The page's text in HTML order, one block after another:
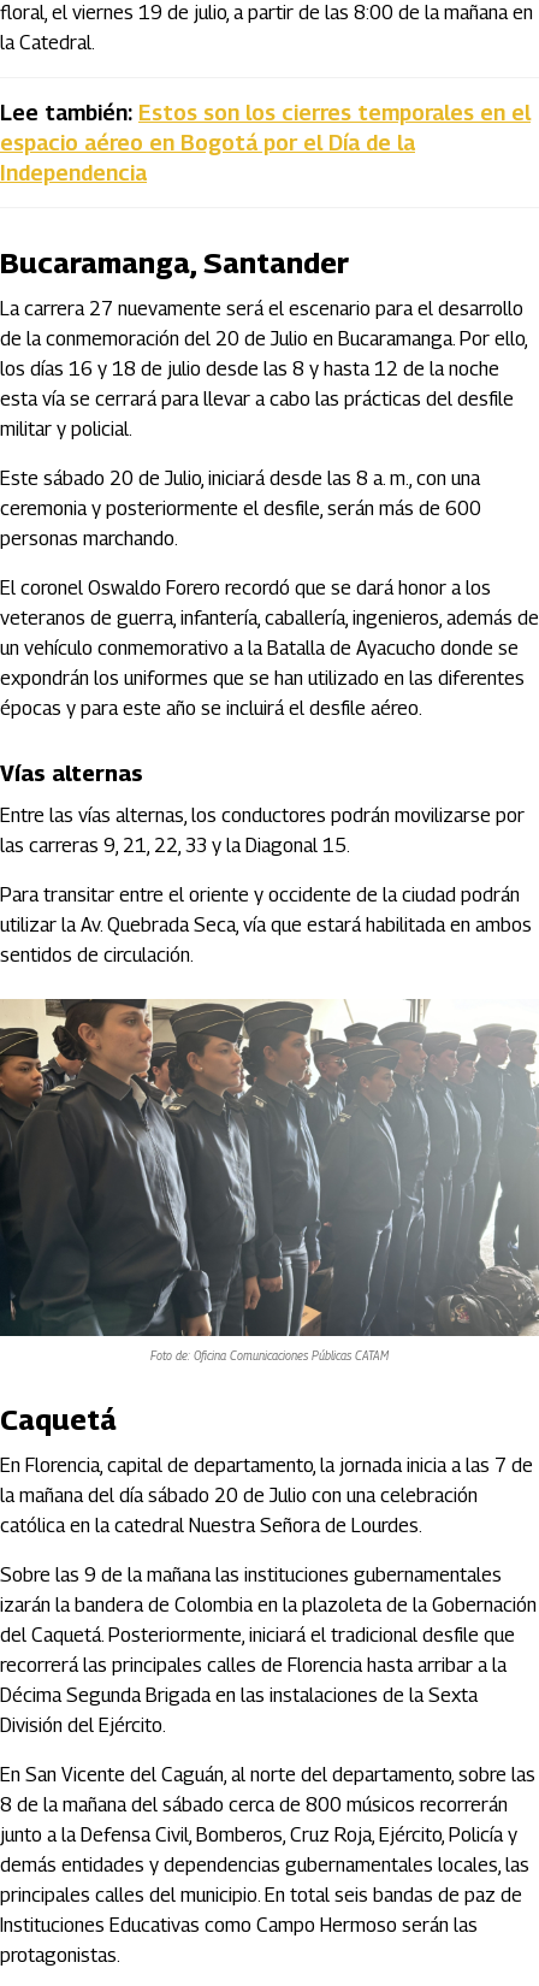
floral, el viernes 19 de julio, a partir de las 8:00 de la mañana en
la Catedral.
Lee también: Estos son los cierres temporales en el
espacio aéreo en Bogotá por el Día de la
Independencia
Bucaramanga, Santander
La carrera 27 nuevamente será el escenario para el desarrollo
de la conmemoración del 20 de Julio en Bucaramanga. Por ello,
los días 16 y 18 de julio desde las 8 y hasta 12 de la noche
esta vía se cerrará para llevar a cabo las prácticas del desfile
militar y policial.
Este sábado 20 de Julio, iniciará desde las 8 a. m., con una
ceremonia y posteriormente el desfile, serán más de 600
personas marchando.
El coronel Oswaldo Forero recordó que se dará honor a los
veteranos de guerra, infantería, caballería, ingenieros, además de
un vehículo conmemorativo a la Batalla de Ayacucho donde se
expondrán los uniformes que se han utilizado en las diferentes
épocas y para este año se incluirá el desfile aéreo.
Vías alternas
Entre las vías alternas, los conductores podrán movilizarse por
las carreras 9, 21, 22, 33 y la Diagonal 15.
Para transitar entre el oriente y occidente de la ciudad podrán
utilizar la Av. Quebrada Seca, vía que estará habilitada en ambos
sentidos de circulación.
Foto de: Oficina Comunicaciones Públicas CATAM
Caquetá
En Florencia, capital de departamento, la jornada inicia a las 7 de
la mañana del día sábado 20 de Julio con una celebración
católica en la catedral Nuestra Señora de Lourdes.
Sobre las 9 de la mañana las instituciones gubernamentales
izarán la bandera de Colombia en la plazoleta de la Gobernación
del Caquetá. Posteriormente, iniciará el tradicional desfile que
recorrerá las principales calles de Florencia hasta arribar a la
Décima Segunda Brigada en las instalaciones de la Sexta
División del Ejército.
En San Vicente del Caguán, al norte del departamento, sobre las
8 de la mañana del sábado cerca de 800 músicos recorrerán
junto a la Defensa Civil, Bomberos, Cruz Roja, Ejército, Policía y
demás entidades y dependencias gubernamentales locales, las
principales calles del municipio. En total seis bandas de paz de
Instituciones Educativas como Campo Hermoso serán las
protagonistas.